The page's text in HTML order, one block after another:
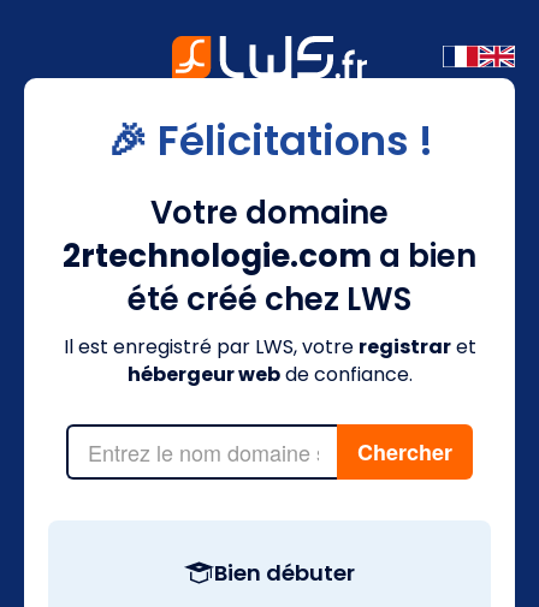
🎉 Félicitations !
Votre domaine
2rtechnologie.com a bien
été créé chez LWS
Il est enregistré par LWS, votre registraret
hébergeur webde confiance.
Bien débuter